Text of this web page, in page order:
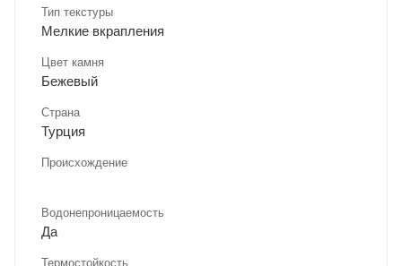
Тип текстуры
Мелкие вкрапления
Цвет камня
Бежевый
Страна
Турция
Происхождение
Водонепроницаемость
Да
Термостойкость